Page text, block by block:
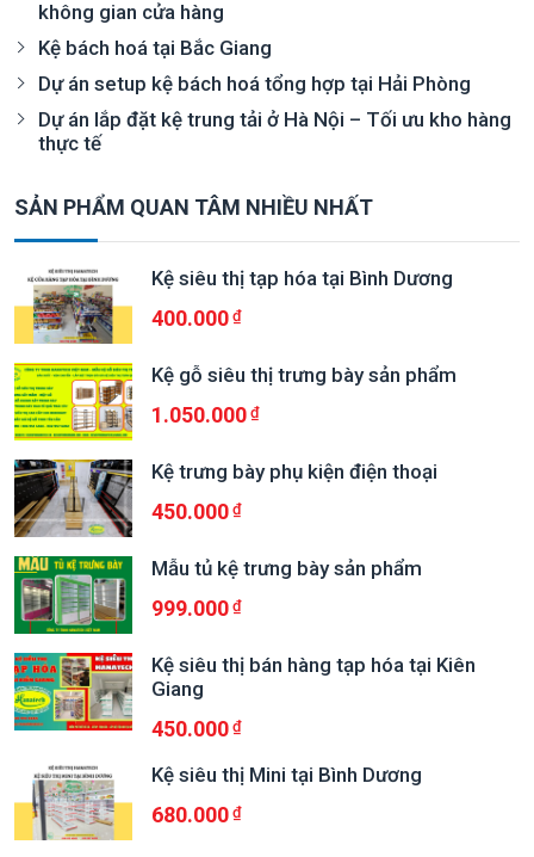
không gian cửa hàng
Kệ bách hoá tại Bắc Giang
Dự án setup kệ bách hoá tổng hợp tại Hải Phòng
Dự án lắp đặt kệ trung tải ở Hà Nội – Tối ưu kho hàng
thực tế
SẢN PHẨM QUAN TÂM NHIỀU NHẤT
Kệ siêu thị tạp hóa tại Bình Dương
400.000
Kệ gỗ siêu thị trưng bày sản phẩm
1.050.000
Kệ trưng bày phụ kiện điện thoại
450.000
Mẫu tủ kệ trưng bày sản phẩm
999.000
Kệ siêu thị bán hàng tạp hóa tại Kiên
Giang
450.000
Kệ siêu thị Mini tại Bình Dương
680.000